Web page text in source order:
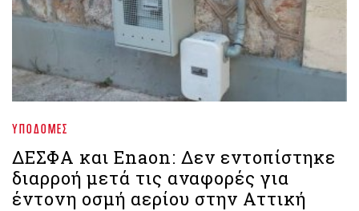
ΥΠΟΔΟΜΈΣ
ΔΕΣΦΑ και Enaon: Δεν εντοπίστηκε
διαρροή μετά τις αναφορές για
έντονη οσμή αερίου στην Αττική